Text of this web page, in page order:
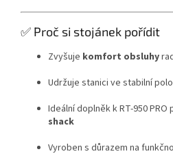
✅ Proč si stojánek pořídit
Zvyšuje komfort obsluhy
Udržuje stanici ve stabilní
Ideální doplněk k RT-950 PRO
shack
Vyroben s důrazem na